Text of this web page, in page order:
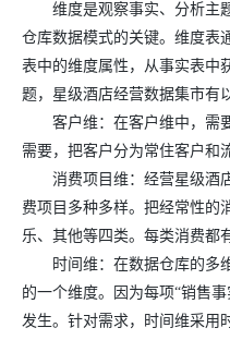
维度是观察事实、分析主
仓库数据模式的关键。维度表
表中的维度属性，从事实表中
题，星级酒店经营数据集市有
客户维：在客户维中，需
需要，把客户分为常住客户和
消费项目维：经营星级酒店
费项目多种多样。把经常性的
乐、其他等四类。每类消费都
时间维：在数据仓库的多
的一个维度。因为每项“销售
发生。针对需求，时间维采用